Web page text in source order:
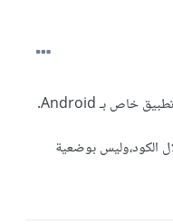
الكود،وليس بوضعية